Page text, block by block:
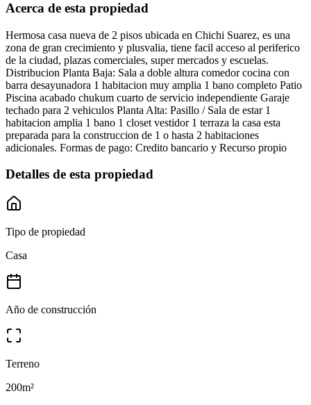
Acerca de esta propiedad
Hermosa casa nueva de 2 pisos ubicada en Chichi Suarez, es una
zona de gran crecimiento y plusvalia, tiene facil acceso al periferico
de la ciudad, plazas comerciales, super mercados y escuelas.
Distribucion Planta Baja: Sala a doble altura comedor cocina con
barra desayunadora 1 habitacion muy amplia 1 bano completo Patio
Piscina acabado chukum cuarto de servicio independiente Garaje
techado para 2 vehiculos Planta Alta: Pasillo / Sala de estar 1
habitacion amplia 1 bano 1 closet vestidor 1 terraza la casa esta
preparada para la construccion de 1 o hasta 2 habitaciones
adicionales. Formas de pago: Credito bancario y Recurso propio
Detalles de esta propiedad
Tipo de propiedad
Casa
Año de construcción
Terreno
200m²